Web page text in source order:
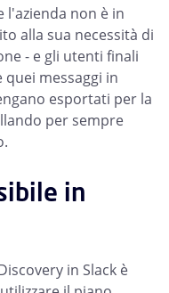
l'azienda non è in
alla sua necessità di
- e gli utenti finali
messaggi in
esportati per la
per sempre
in
in Slack è